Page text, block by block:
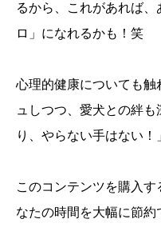
るから、これがあれば
ロ」になれるかも！笑
心理的健康についても
ュしつつ、愛犬との絆
り、やらない手はない！
このコンテンツを購入
なたの時間を大幅に節